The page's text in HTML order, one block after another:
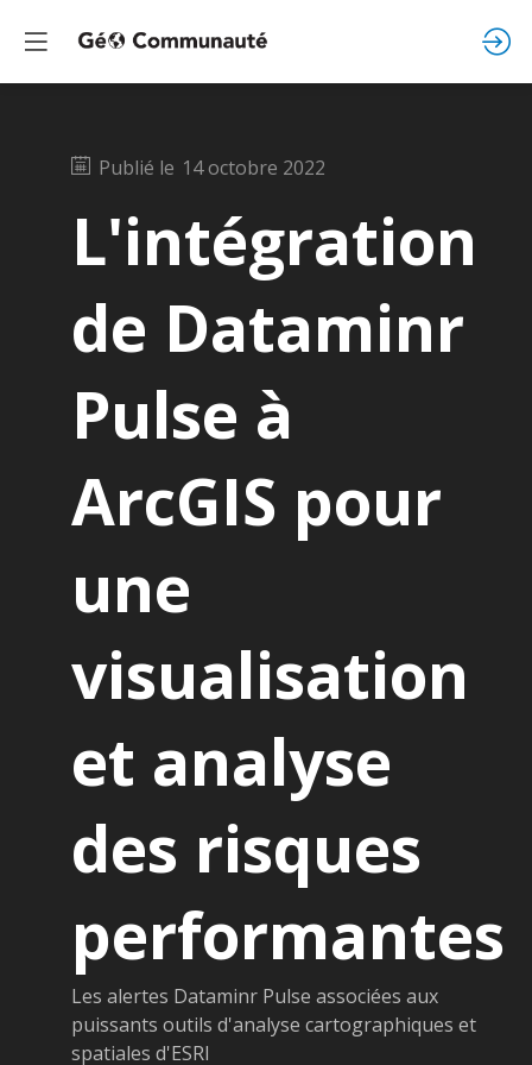
Publié le 14 octobre 2022
L'intégration
de Dataminr
Pulse à
ArcGIS pour
une
visualisation
et analyse
des risques
performantes
Les alertes Dataminr Pulse associées aux
puissants outils d'analyse cartographiques et
spatiales d'ESRI